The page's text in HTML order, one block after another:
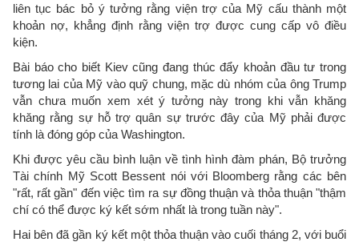
liên tục bác bỏ ý tưởng rằng viện trợ của Mỹ cấu thành một
khoản nợ, khẳng định rằng viện trợ được cung cấp vô điều
kiện.
Bài báo cho biết Kiev cũng đang thúc đẩy khoản đầu tư trong
tương lai của Mỹ vào quỹ chung, mặc dù nhóm của ông Trump
vẫn chưa muốn xem xét ý tưởng này trong khi vẫn khăng
khăng rằng sự hỗ trợ quân sự trước đây của Mỹ phải được
tính là đóng góp của Washington.
Khi được yêu cầu bình luận về tình hình đàm phán, Bộ trưởng
Tài chính Mỹ Scott Bessent nói với Bloomberg rằng các bên
"rất, rất gần" đến việc tìm ra sự đồng thuận và thỏa thuận "thậm
chí có thể được ký kết sớm nhất là trong tuần này".
Hai bên đã gần ký kết một thỏa thuận vào cuối tháng 2, với buổi